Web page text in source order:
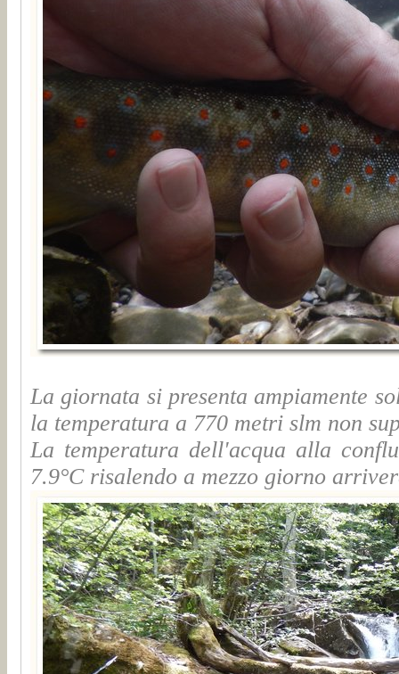
La giornata si presenta ampiamente
la temperatura a 770 metri slm non
La temperatura dell'acqua alla
7.9°C risalendo a mezzo giorno